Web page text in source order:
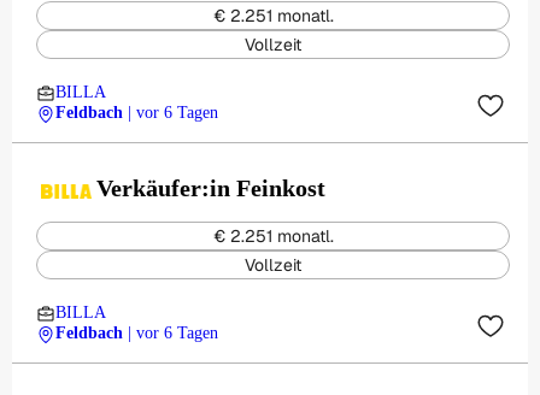
€ 2.251 monatl.
Vollzeit
BILLA
Feldbach
| vor 6 Tagen
Verkäufer:in Feinkost
€ 2.251 monatl.
Vollzeit
BILLA
Feldbach
| vor 6 Tagen